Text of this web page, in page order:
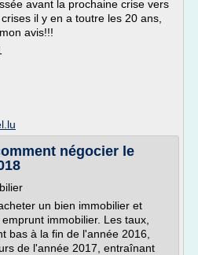
avant la prochaine crise vers
il y en a toutre les 20 ans,
avis!!!
négocier le
un bien immobilier et
immobilier. Les taux,
bas à la fin de l'année 2016,
de l'année 2017, entraînant